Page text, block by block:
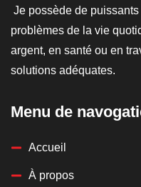
Je possède de
problèmes de la vie
argent, en santé ou en
solutions adéquates.
Menu de
Accueil
À propos